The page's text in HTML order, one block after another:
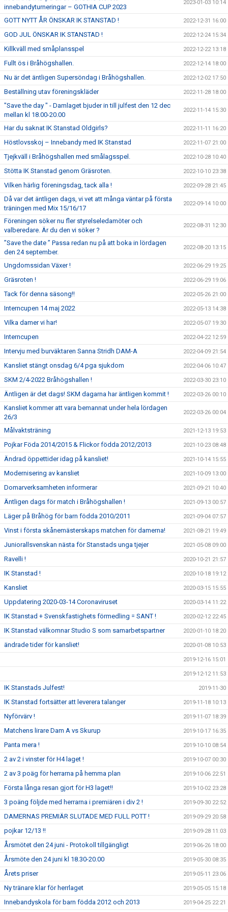
innebandyturneringar – GOTHIA CUP 2023
2023-01-03 10:14
GOTT NYTT ÅR ÖNSKAR IK STANSTAD ! 2022-12-31 16:00
GOD JUL ÖNSKAR IK STANSTAD ! 2022-12-24 15:34
Killkväll med småplansspel 2022-12-22 13:18
Fullt ös i Bråhögshallen. 2022-12-14 18:00
Nu är det äntligen Supersöndag i Bråhögshallen. 2022-12-02 17:50
Beställning utav föreningskläder 2022-11-28 18:00
"Save the day " - Damlaget bjuder in till julfest den 12 dec
mellan kl 18.00-20.00
2022-11-14 15:30
Har du saknat IK Stanstad Oldgirls? 2022-11-11 16:20
Höstlovsskoj – Innebandy med IK Stanstad 2022-11-07 21:00
Tjejkväll i Bråhögshallen med smålagsspel. 2022-10-28 10:40
Stötta IK Stanstad genom Gräsroten. 2022-10-10 23:38
Vilken härlig föreningsdag, tack alla ! 2022-09-28 21:45
Då var det äntligen dags, vi vet att många väntar på första
träningen med Mix 15/16/17
2022-09-14 10:00
Föreningen söker nu fler styrelseledamöter och
valberedare. Är du den vi söker ?
2022-08-31 12:30
”Save the date ” Passa redan nu på att boka in lördagen
den 24 september.
2022-08-20 13:15
Ungdomssidan Växer ! 2022-06-29 19:25
Gräsroten ! 2022-06-29 19:06
Tack för denna säsong!! 2022-05-26 21:00
Interncupen 14 maj 2022 2022-05-13 14:38
Vilka damer vi har! 2022-05-07 19:30
Interncupen 2022-04-22 12:59
Intervju med burväktaren Sanna Stridh DAM-A 2022-04-09 21:54
Kansliet stängt onsdag 6/4 pga sjukdom 2022-04-06 10:47
SKM 2/4-2022 Bråhögshallen ! 2022-03-30 23:10
Äntligen är det dags! SKM dagarna har äntligen kommit ! 2022-03-26 00:10
Kansliet kommer att vara bemannat under hela lördagen
26/3
2022-03-26 00:04
Målvaktsträning 2021-12-13 19:53
Pojkar Föda 2014/2015 & Flickor födda 2012/2013 2021-10-23 08:48
Ändrad öppettider idag på kansliet! 2021-10-14 15:55
Modernisering av kansliet 2021-10-09 13:00
Domarverksamheten informerar 2021-09-21 10:40
Äntligen dags för match i Bråhögshallen ! 2021-09-13 00:57
Läger på Bråhög för barn födda 2010/2011 2021-09-04 07:57
Vinst i första skånemästerskaps matchen för damerna! 2021-08-21 19:49
Juniorallsvenskan nästa för Stanstads unga tjejer 2021-05-08 09:00
Ravelli ! 2020-10-21 21:57
IK Stanstad ! 2020-10-18 19:12
Kansliet 2020-03-15 15:55
Uppdatering 2020-03-14 Coronaviruset 2020-03-14 11:22
IK Stanstad + Svenskfastighets förmedling = SANT ! 2020-02-12 22:45
IK Stanstad välkomnar Studio S som samarbetspartner 2020-01-10 18:20
ändrade tider för kansliet! 2020-01-08 10:53
2019-12-16 15:01
2019-12-12 11:53
IK Stanstads Julfest! 2019-11-30
IK Stanstad fortsätter att leverera talanger 2019-11-18 10:13
Nyförvärv ! 2019-11-07 18:39
Matchens lirare Dam A vs Skurup 2019-10-17 16:35
Panta mera ! 2019-10-10 08:54
2 av 2 i vinster för H4 laget ! 2019-10-07 00:30
2 av 3 poäg för herrarna på hemma plan 2019-10-06 22:51
Första långa resan gjort för H3 laget!! 2019-10-02 23:28
3 poäng följde med herrarna i premiären i div 2 ! 2019-09-30 22:52
DAMERNAS PREMIÄR SLUTADE MED FULL POTT ! 2019-09-29 20:58
pojkar 12/13 !! 2019-09-28 11:03
Årsmötet den 24 juni - Protokoll tillgängligt 2019-06-26 18:00
Årsmöte den 24 juni kl 18.30-20.00 2019-05-30 08:35
Årets priser 2019-05-11 23:06
Ny tränare klar för herrlaget 2019-05-05 15:18
Innebandyskola för barn födda 2012 och 2013 2019-04-25 22:21